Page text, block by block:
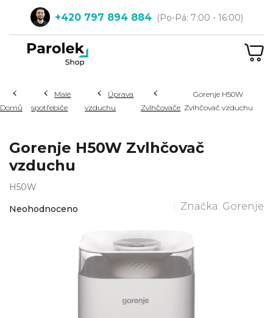
obsah
+420 797 894 884
Hledat
Domů
Malé
spotřebiče
Úprava
vzduchu
Zvlhčovače
Gorenje H50W
Zvlhčovač vzduchu
Gorenje H50W Zvlhčovač
vzduchu
H50W
hodnocení
Neohodnoceno Značka: Gorenje